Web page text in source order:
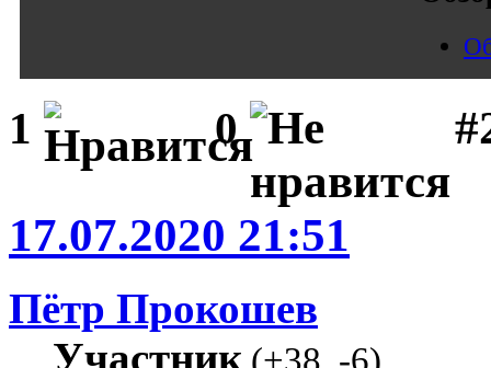
1 0
17.07.2020 21:51
Пётр Прокошев
Участник